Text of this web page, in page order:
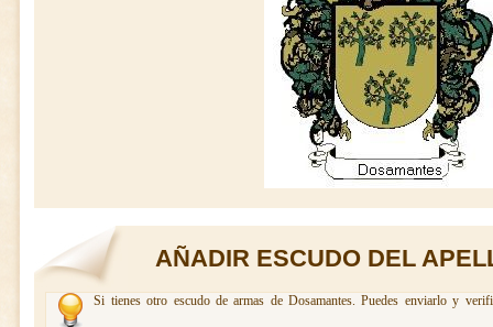
AÑADIR ESCUDO DEL
Si tienes otro escudo de armas de Dosamantes. Puedes enviarlo y